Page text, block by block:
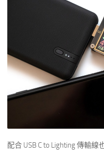
配合 USB C to Lighting 傳輸